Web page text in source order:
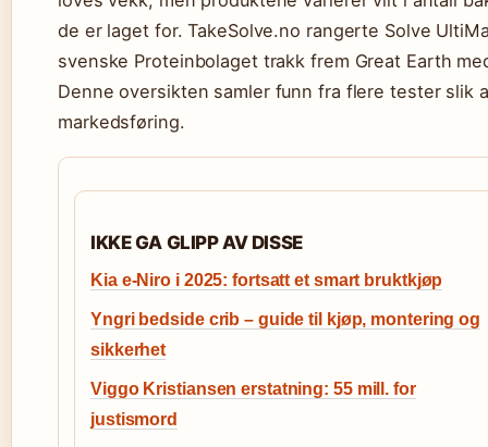
de er laget for. TakeSolve.no rangerte Solve
svenske Proteinbolaget trakk frem Great Earth
Denne oversikten samler funn fra flere tester slik
markedsføring.
IKKE GA GLIPP AV DISSE
Kia e-Niro i 2025: fortsatt et smart bruktkjøp
Yngri bedside crib – guide til kjøp, montering og
sikkerhet
Viggo Kristiansen erstatning: 55 mill. for
justismord